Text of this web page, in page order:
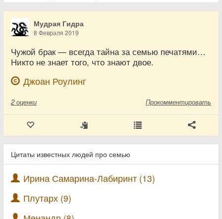
Мудрая Гидра
8 Февраля 2019
Чужой брак — всегда тайна за семью печатями…
Никто не знает того, что знают двое.
Джоан Роулинг
2 оценки Прокомментировать
Цитаты известных людей про семью
Ирина Самарина-Лабиринт (13)
Плутарх (9)